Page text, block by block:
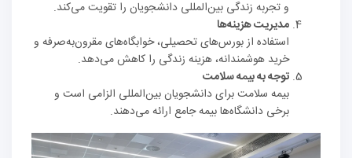
و تجربه زندگی بین‌المللی دانشجویان را تقویت می‌کند.
مدیریت هزینه‌ها
استفاده از بورس‌های تحصیلی، خوابگاه‌های مقرون‌به‌صرفه و
خرید هوشمندانه، هزینه زندگی را کاهش می‌دهد.
توجه به بیمه سلامت
بیمه سلامت برای دانشجویان بین‌المللی الزامی است و
برخی دانشگاه‌ها بیمه جامع ارائه می‌دهند.